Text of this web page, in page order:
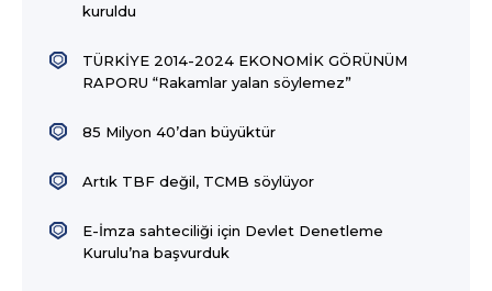
kuruldu
TÜRKİYE 2014-2024 EKONOMİK GÖRÜNÜM
RAPORU “Rakamlar yalan söylemez”
85 Milyon 40’dan büyüktür
Artık TBF değil, TCMB söylüyor
E-İmza sahteciliği için Devlet Denetleme
Kurulu’na başvurduk